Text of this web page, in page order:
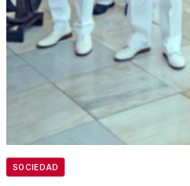
SOCIEDAD